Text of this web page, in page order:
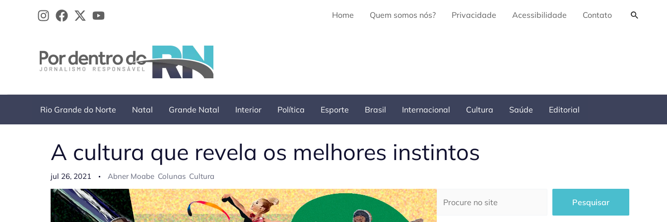
Home Quem somos nós? Privacidade Acessibilidade Contato
Rio Grande do Norte Natal Grande Natal Interior Política Esporte Brasil Internacional Cultura Saúde Editorial
A cultura que revela os melhores instintos
jul 26, 2021 Abner Moabe Colunas Cultura
Pesquisar
Pesquisar